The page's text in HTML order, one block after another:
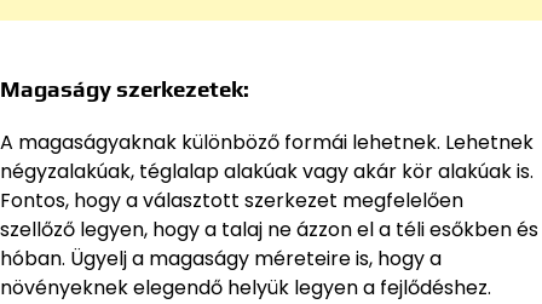
Magaságy szerkezetek:
A magaságyaknak különböző formái lehetnek. Lehetnek
négyzalakúak, téglalap alakúak vagy akár kör alakúak is.
Fontos, hogy a választott szerkezet megfelelően
szellőző legyen, hogy a talaj ne ázzon el a téli esőkben és
hóban. Ügyelj a magaságy méreteire is, hogy a
növényeknek elegendő helyük legyen a fejlődéshez.